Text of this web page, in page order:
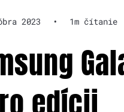
2023 • 1m čítanie